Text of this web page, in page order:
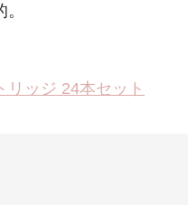
リッジ 24本セット